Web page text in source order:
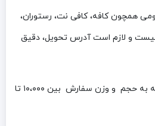
همچون کافه، کافی نت، رستوران،
و لازم است آدرس تحویل، دقیق
هزینه ارسال سفارشات بسته به حجم و وزن سفارش بین ۱۰،۰۰۰ تا